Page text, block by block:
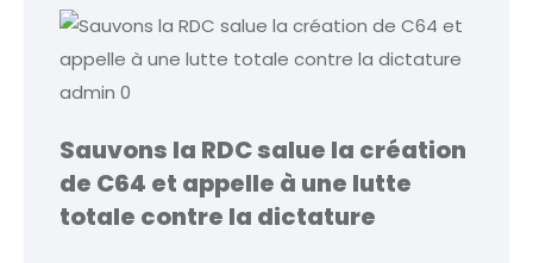
admin 0
Sauvons la RDC salue la création
de C64 et appelle à une lutte
totale contre la dictature